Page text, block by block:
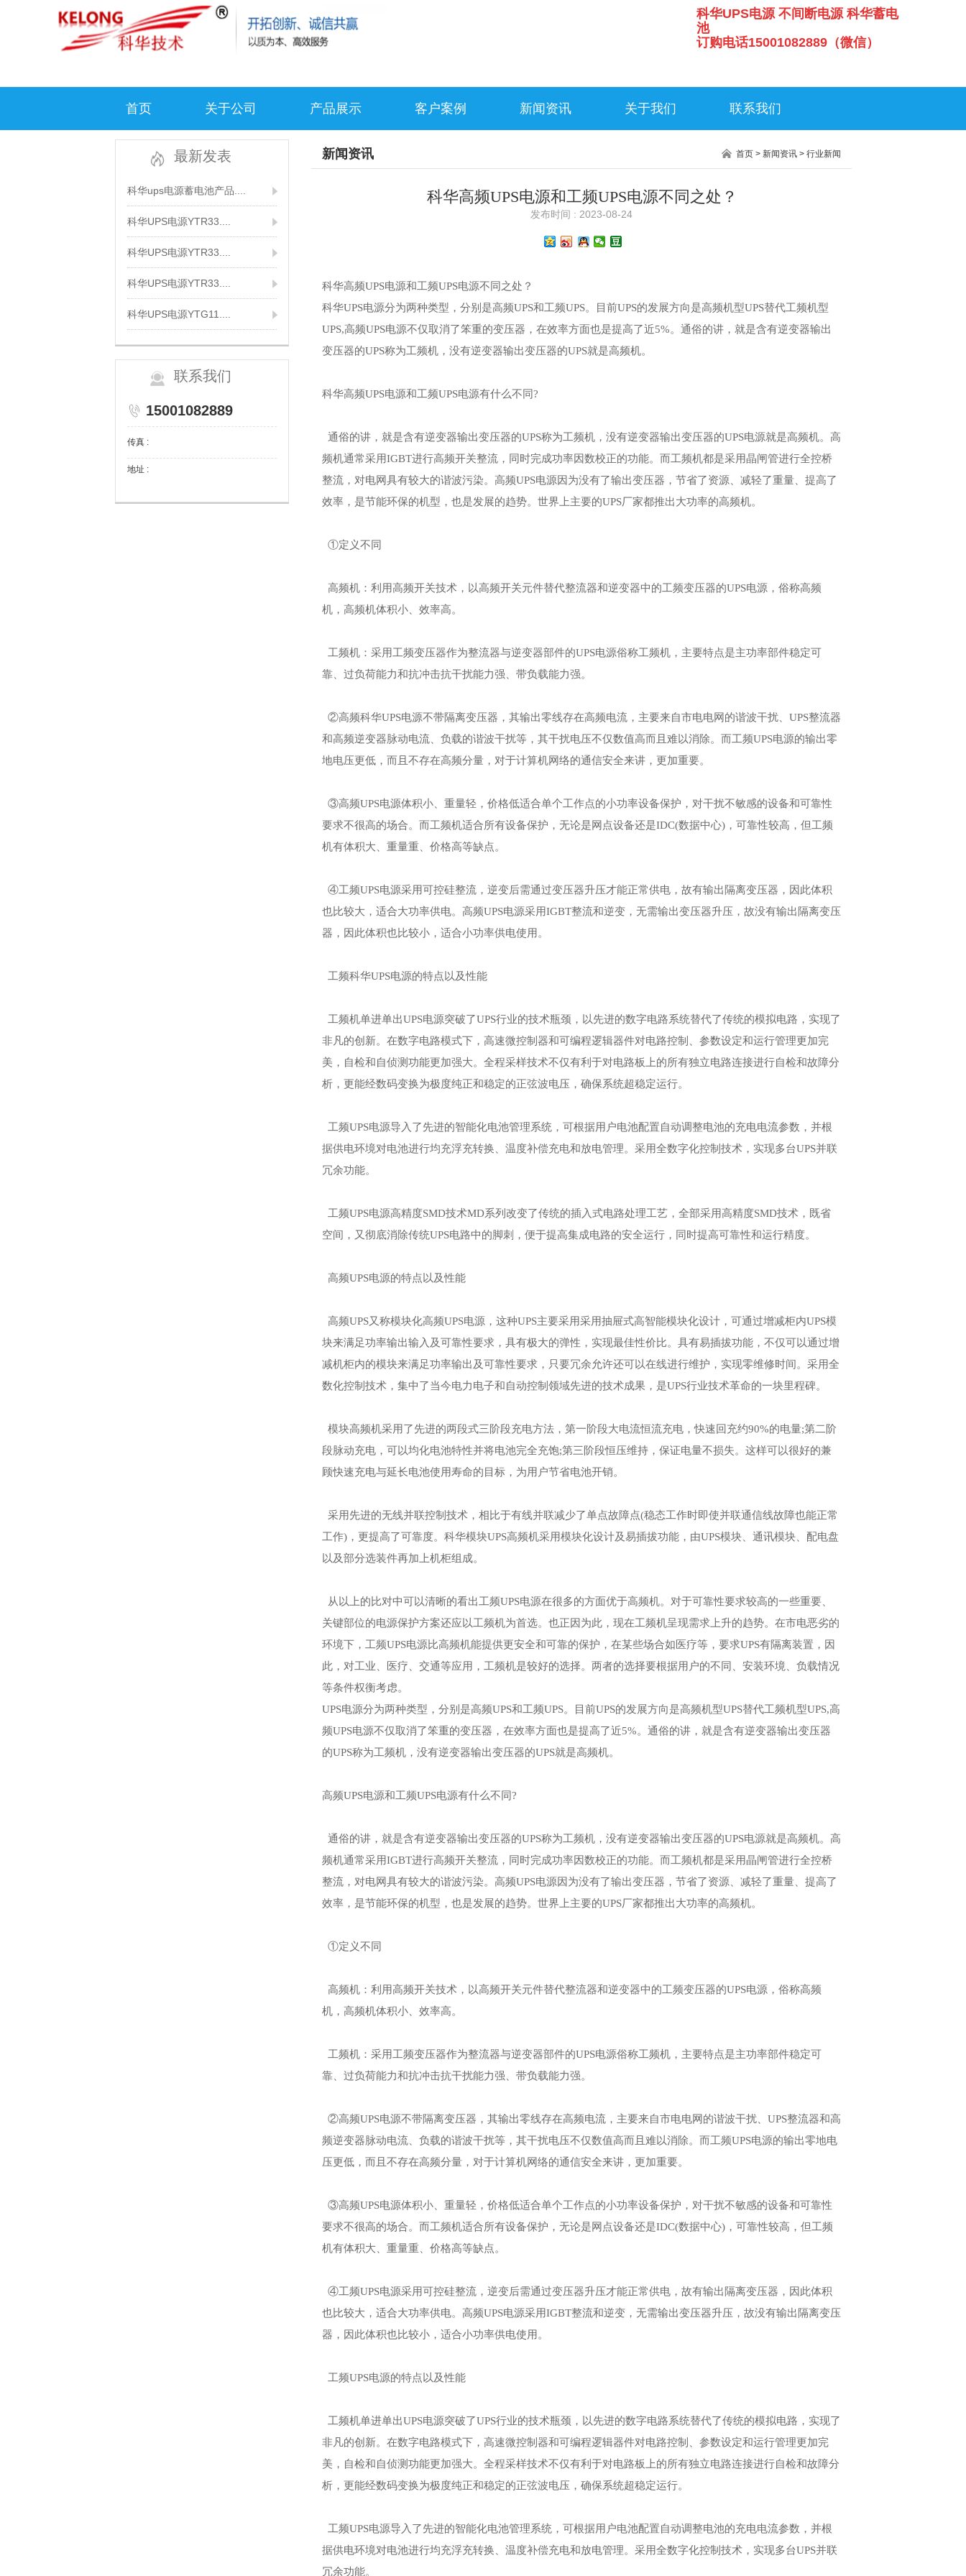
科华UPS电源 不间断电源 科华蓄电
池
订购电话15001082889（微信）
首页 关于公司 产品展示 客户案例 新闻资讯 关于我们 联系我们
最新发表
科华ups电源蓄电池产品....
科华UPS电源YTR33....
科华UPS电源YTR33....
科华UPS电源YTR33....
科华UPS电源YTG11....
联系我们
15001082889
传真 :
地址 :
新闻资讯 首页> 新闻资讯> 行业新闻
科华高频UPS电源和工频UPS电源不同之处？
发布时间 : 2023-08-24
科华高频UPS电源和工频UPS电源不同之处？
科华UPS电源分为两种类型，分别是高频UPS和工频UPS。目前UPS的发展方向是高频机型UPS替代工频机型
UPS,高频UPS电源不仅取消了笨重的变压器，在效率方面也是提高了近5%。通俗的讲，就是含有逆变器输出
变压器的UPS称为工频机，没有逆变器输出变压器的UPS就是高频机。
科华高频UPS电源和工频UPS电源有什么不同?
通俗的讲，就是含有逆变器输出变压器的UPS称为工频机，没有逆变器输出变压器的UPS电源就是高频机。高
频机通常采用IGBT进行高频开关整流，同时完成功率因数校正的功能。而工频机都是采用晶闸管进行全控桥
整流，对电网具有较大的谐波污染。高频UPS电源因为没有了输出变压器，节省了资源、减轻了重量、提高了
效率，是节能环保的机型，也是发展的趋势。世界上主要的UPS厂家都推出大功率的高频机。
①定义不同
高频机：利用高频开关技术，以高频开关元件替代整流器和逆变器中的工频变压器的UPS电源，俗称高频
机，高频机体积小、效率高。
工频机：采用工频变压器作为整流器与逆变器部件的UPS电源俗称工频机，主要特点是主功率部件稳定可
靠、过负荷能力和抗冲击抗干扰能力强、带负载能力强。
②高频科华UPS电源不带隔离变压器，其输出零线存在高频电流，主要来自市电电网的谐波干扰、UPS整流器
和高频逆变器脉动电流、负载的谐波干扰等，其干扰电压不仅数值高而且难以消除。而工频UPS电源的输出零
地电压更低，而且不存在高频分量，对于计算机网络的通信安全来讲，更加重要。
③高频UPS电源体积小、重量轻，价格低适合单个工作点的小功率设备保护，对干扰不敏感的设备和可靠性
要求不很高的场合。而工频机适合所有设备保护，无论是网点设备还是IDC(数据中心)，可靠性较高，但工频
机有体积大、重量重、价格高等缺点。
④工频UPS电源采用可控硅整流，逆变后需通过变压器升压才能正常供电，故有输出隔离变压器，因此体积
也比较大，适合大功率供电。高频UPS电源采用IGBT整流和逆变，无需输出变压器升压，故没有输出隔离变压
器，因此体积也比较小，适合小功率供电使用。
工频科华UPS电源的特点以及性能
工频机单进单出UPS电源突破了UPS行业的技术瓶颈，以先进的数字电路系统替代了传统的模拟电路，实现了
非凡的创新。在数字电路模式下，高速微控制器和可编程逻辑器件对电路控制、参数设定和运行管理更加完
美，自检和自侦测功能更加强大。全程采样技术不仅有利于对电路板上的所有独立电路连接进行自检和故障分
析，更能经数码变换为极度纯正和稳定的正弦波电压，确保系统超稳定运行。
工频UPS电源导入了先进的智能化电池管理系统，可根据用户电池配置自动调整电池的充电电流参数，并根
据供电环境对电池进行均充浮充转换、温度补偿充电和放电管理。采用全数字化控制技术，实现多台UPS并联
冗余功能。
工频UPS电源高精度SMD技术MD系列改变了传统的插入式电路处理工艺，全部采用高精度SMD技术，既省
空间，又彻底消除传统UPS电路中的脚刺，便于提高集成电路的安全运行，同时提高可靠性和运行精度。
高频UPS电源的特点以及性能
高频UPS又称模块化高频UPS电源，这种UPS主要采用采用抽屉式高智能模块化设计，可通过增减柜内UPS模
块来满足功率输出输入及可靠性要求，具有极大的弹性，实现最佳性价比。具有易插拔功能，不仅可以通过增
减机柜内的模块来满足功率输出及可靠性要求，只要冗余允许还可以在线进行维护，实现零维修时间。采用全
数化控制技术，集中了当今电力电子和自动控制领域先进的技术成果，是UPS行业技术革命的一块里程碑。
模块高频机采用了先进的两段式三阶段充电方法，第一阶段大电流恒流充电，快速回充约90%的电量;第二阶
段脉动充电，可以均化电池特性并将电池完全充饱;第三阶段恒压维持，保证电量不损失。这样可以很好的兼
顾快速充电与延长电池使用寿命的目标，为用户节省电池开销。
采用先进的无线并联控制技术，相比于有线并联减少了单点故障点(稳态工作时即使并联通信线故障也能正常
工作)，更提高了可靠度。 科华模块UPS高频机采用模块化设计及易插拔功能，由UPS模块、通讯模块、配电盘
以及部分选装件再加上机柜组成。
从以上的比对中可以清晰的看出工频UPS电源在很多的方面优于高频机。对于可靠性要求较高的一些重要、
关键部位的电源保护方案还应以工频机为首选。也正因为此，现在工频机呈现需求上升的趋势。在市电恶劣的
环境下，工频UPS电源比高频机能提供更安全和可靠的保护，在某些场合如医疗等，要求UPS有隔离装置，因
此，对工业、医疗、交通等应用，工频机是较好的选择。两者的选择要根据用户的不同、安装环境、负载情况
等条件权衡考虑。
UPS电源分为两种类型，分别是高频UPS和工频UPS。目前UPS的发展方向是高频机型UPS替代工频机型UPS,高
频UPS电源不仅取消了笨重的变压器，在效率方面也是提高了近5%。通俗的讲，就是含有逆变器输出变压器
的UPS称为工频机，没有逆变器输出变压器的UPS就是高频机。
高频UPS电源和工频UPS电源有什么不同?
通俗的讲，就是含有逆变器输出变压器的UPS称为工频机，没有逆变器输出变压器的UPS电源就是高频机。高
频机通常采用IGBT进行高频开关整流，同时完成功率因数校正的功能。而工频机都是采用晶闸管进行全控桥
整流，对电网具有较大的谐波污染。高频UPS电源因为没有了输出变压器，节省了资源、减轻了重量、提高了
效率，是节能环保的机型，也是发展的趋势。世界上主要的UPS厂家都推出大功率的高频机。
①定义不同
高频机：利用高频开关技术，以高频开关元件替代整流器和逆变器中的工频变压器的UPS电源，俗称高频
机，高频机体积小、效率高。
工频机：采用工频变压器作为整流器与逆变器部件的UPS电源俗称工频机，主要特点是主功率部件稳定可
靠、过负荷能力和抗冲击抗干扰能力强、带负载能力强。
②高频UPS电源不带隔离变压器，其输出零线存在高频电流，主要来自市电电网的谐波干扰、UPS整流器和高
频逆变器脉动电流、负载的谐波干扰等，其干扰电压不仅数值高而且难以消除。而工频UPS电源的输出零地电
压更低，而且不存在高频分量，对于计算机网络的通信安全来讲，更加重要。
③高频UPS电源体积小、重量轻，价格低适合单个工作点的小功率设备保护，对干扰不敏感的设备和可靠性
要求不很高的场合。而工频机适合所有设备保护，无论是网点设备还是IDC(数据中心)，可靠性较高，但工频
机有体积大、重量重、价格高等缺点。
④工频UPS电源采用可控硅整流，逆变后需通过变压器升压才能正常供电，故有输出隔离变压器，因此体积
也比较大，适合大功率供电。高频UPS电源采用IGBT整流和逆变，无需输出变压器升压，故没有输出隔离变压
器，因此体积也比较小，适合小功率供电使用。
工频UPS电源的特点以及性能
工频机单进单出UPS电源突破了UPS行业的技术瓶颈，以先进的数字电路系统替代了传统的模拟电路，实现了
非凡的创新。在数字电路模式下，高速微控制器和可编程逻辑器件对电路控制、参数设定和运行管理更加完
美，自检和自侦测功能更加强大。全程采样技术不仅有利于对电路板上的所有独立电路连接进行自检和故障分
析，更能经数码变换为极度纯正和稳定的正弦波电压，确保系统超稳定运行。
工频UPS电源导入了先进的智能化电池管理系统，可根据用户电池配置自动调整电池的充电电流参数，并根
据供电环境对电池进行均充浮充转换、温度补偿充电和放电管理。采用全数字化控制技术，实现多台UPS并联
冗余功能。